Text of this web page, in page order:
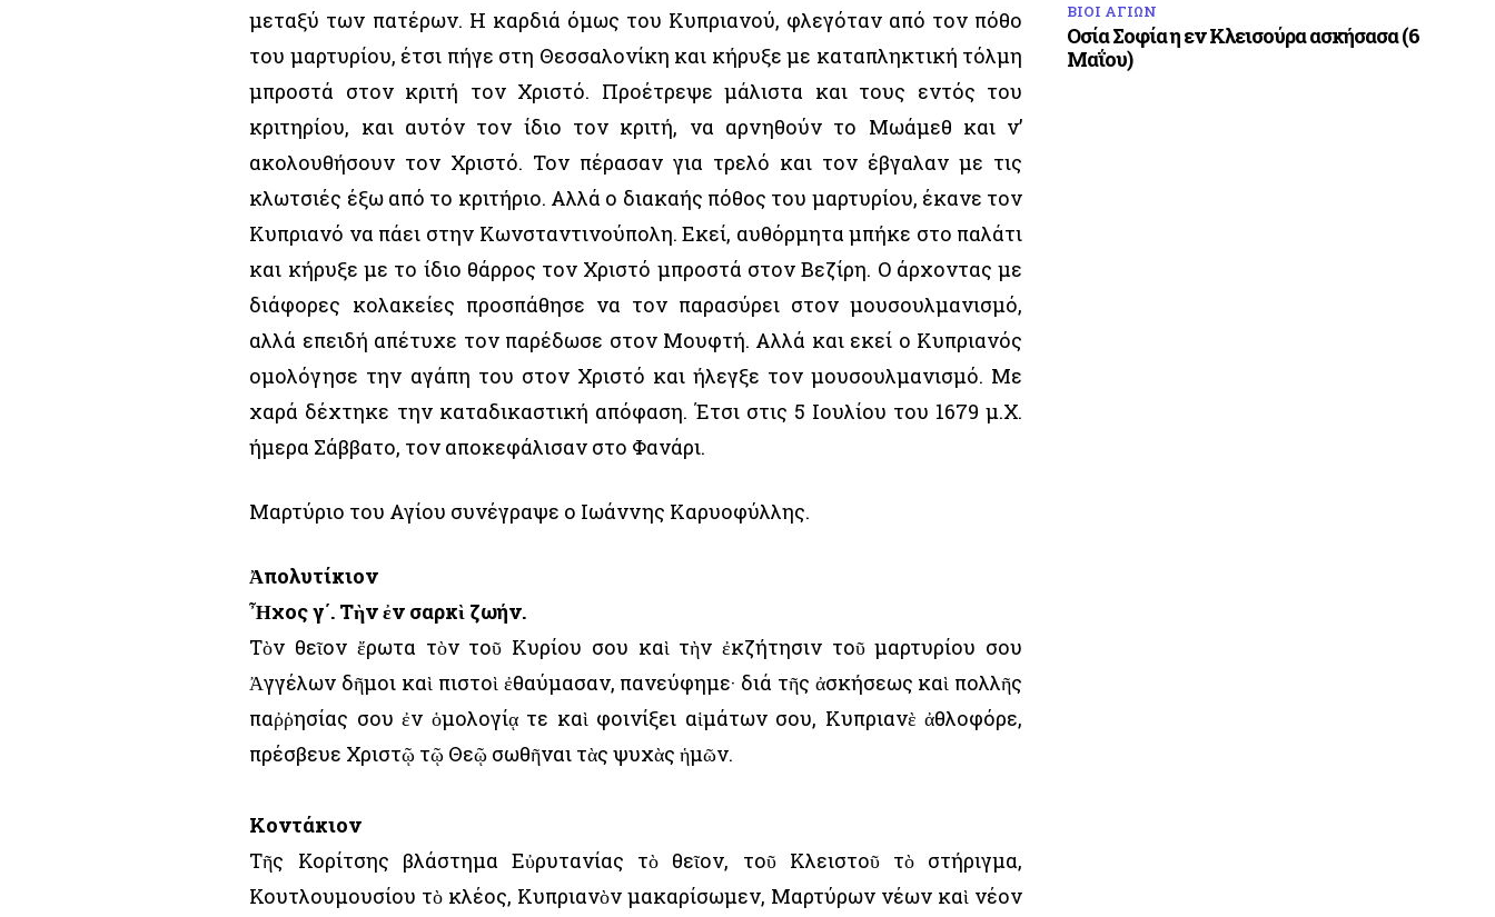
μεταξύ των πατέρων. Η καρδιά όμως του Κυπριανού, φλεγόταν από τον πόθο
του μαρτυρίου, έτσι πήγε στη Θεσσαλονίκη και κήρυξε με καταπληκτική τόλμη
μπροστά στον κριτή τον Χριστό. Προέτρεψε μάλιστα και τους εντός του
κριτηρίου, και αυτόν τον ίδιο τον κριτή, να αρνηθούν το Μωάμεθ και ν’
ακολουθήσουν τον Χριστό. Τον πέρασαν για τρελό και τον έβγαλαν με τις
κλωτσιές έξω από το κριτήριο. Αλλά ο διακαής πόθος του μαρτυρίου, έκανε τον
Κυπριανό να πάει στην Κωνσταντινούπολη. Εκεί, αυθόρμητα μπήκε στο παλάτι
και κήρυξε με το ίδιο θάρρος τον Χριστό μπροστά στον Βεζίρη. Ο άρχοντας με
διάφορες κολακείες προσπάθησε να τον παρασύρει στον μουσουλμανισμό,
αλλά επειδή απέτυχε τον παρέδωσε στον Μουφτή. Αλλά και εκεί ο Κυπριανός
ομολόγησε την αγάπη του στον Χριστό και ήλεγξε τον μουσουλμανισμό. Με
χαρά δέχτηκε την καταδικαστική απόφαση. Έτσι στις 5 Ιουλίου του 1679 μ.Χ.
ήμερα Σάββατο, τον αποκεφάλισαν στο Φανάρι.
Μαρτύριο του Αγίου συνέγραψε ο Ιωάννης Καρυοφύλλης.
Ἀπολυτίκιον
Ἦχος γ΄. Τὴν ἐν σαρκὶ ζωήν.
Τὸν θεῖον ἔρωτα τὸν τοῦ Κυρίου σου καὶ τὴν ἐκζήτησιν τοῦ μαρτυρίου σου
Ἀγγέλων δῆμοι καὶ πιστοὶ ἐθαύμασαν, πανεύφημε· διά τῆς ἀσκήσεως καὶ πολλῆς
παῤῥησίας σου ἐν ὁμολογίᾳ τε καὶ φοινίξει αἱμάτων σου, Κυπριανὲ ἀθλοφόρε,
πρέσβευε Χριστῷ τῷ Θεῷ σωθῆναι τὰς ψυχὰς ἡμῶν.
Κοντάκιον
Τῆς Κορίτσης βλάστημα Εὐρυτανίας τὸ θεῖον, τοῦ Κλειστοῦ τὸ στήριγμα,
Κουτλουμουσίου τὸ κλέος, Κυπριανὸν μακαρίσωμεν, Μαρτύρων νέων καὶ νέον
ΒΙΟΙ ΑΓΙΩΝ
Οσία Σοφία η εν Κλεισούρα ασκήσασα (6
Μαΐου)